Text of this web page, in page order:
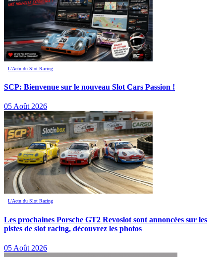
L’Actu du Slot Racing
SCP: Bienvenue sur le nouveau Slot Cars Passion !
05 Août 2026
L’Actu du Slot Racing
Les prochaines Porsche GT2 Revoslot sont annoncées sur les
pistes de slot racing, découvrez les photos
05 Août 2026